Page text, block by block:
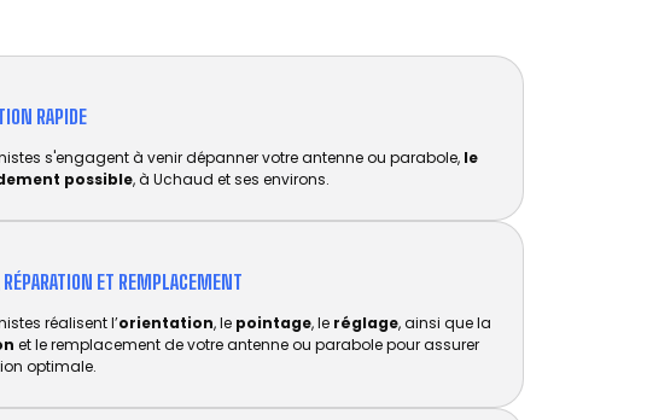
RAPIDE
s'engagent à venir dépanner votre antenne ou parabole, le
possible, à Uchaud et ses environs.
RÉPARATION ET REMPLACEMENT​
réalisent l’orientation, le pointage, le réglage, ainsi que la
et le remplacement de votre antenne ou parabole pour assurer
optimale.